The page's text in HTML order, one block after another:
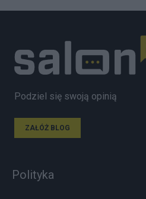
Podziel się swoją opinią
ZAŁÓŻ BLOG
Polityka